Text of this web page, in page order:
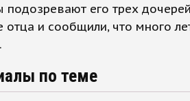
его трех
отца и сообщили, что много
по теме